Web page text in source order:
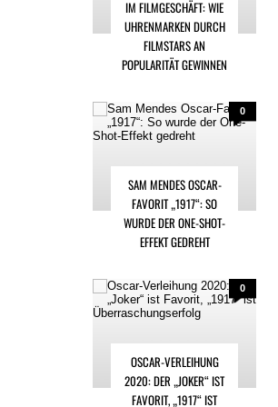
IM FILMGESCHÄFT: WIE
UHRENMARKEN DURCH
FILMSTARS AN
POPULARITÄT GEWINNEN
0
SAM MENDES OSCAR-
FAVORIT „1917“: SO
WURDE DER ONE-SHOT-
EFFEKT GEDREHT
0
OSCAR-VERLEIHUNG
2020: DER „JOKER“ IST
FAVORIT, „1917“ IST